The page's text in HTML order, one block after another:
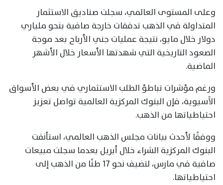
وعلى المستوى العالمي، سجلت صناديق الاستثمار
المتداولة في الذهب تدفقات خارجة صافية بنحو ملياري
دولار خلال مايو، نتيجة عمليات جني الأرباح بعد موجة
الصعود التاريخية التي شهدتها الأسعار خلال الأشهر
الماضية.
ورغم مؤشرات تباطؤ الطلب الاستثماري في بعض الأسواق
الآسيوية، فإن البنوك المركزية العالمية تواصل تعزيز
احتياطياتها من الذهب.
ووفقًا لأحدث بيانات مجلس الذهب العالمي، استأنفت
البنوك المركزية الشراء خلال أبريل بعدما سجلت مبيعات
صافية في مارس، لتضيف نحو 17 طنًا من الذهب إلى
احتياطياتها.